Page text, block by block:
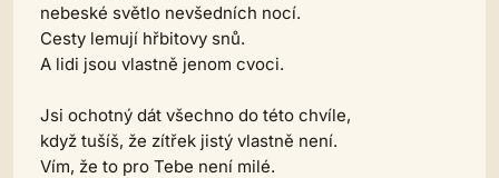
nebeské světlo nevšedních nocí.
Cesty lemují hřbitovy snů.
A lidi jsou vlastně jenom cvoci.
Jsi ochotný dát všechno do této chvíle,
když tušíš, že zítřek jistý vlastně není.
Vím, že to pro Tebe není milé.